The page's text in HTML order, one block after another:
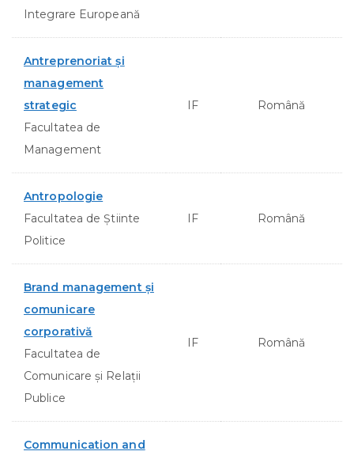
Integrare Europeană
Antreprenoriat şi
management
strategic
Facultatea de
Management
IF Română
Antropologie
Facultatea de Ştiinte
Politice
IF Română
Brand management şi
comunicare
corporativă
Facultatea de
Comunicare şi Relaţii
Publice
IF Română
Communication and